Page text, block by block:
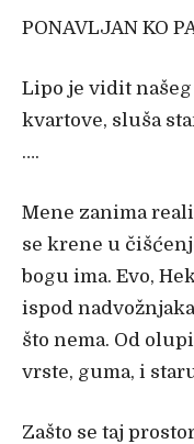
PONAVLJAN KO
Lipo je vidit
kvartove, sluša
….
Mene zanima
se krene u
bogu ima. Evo,
ispod
što nema. Od
vrste, guma, i
Zašto se taj